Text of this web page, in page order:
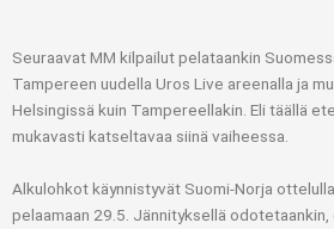
Seuraavat MM kilpailut pelataankin
Tampereen uudella Uros Live areenalla ja
Helsingissä kuin Tampereellakin. Eli täällä
mukavasti katseltavaa siinä vaiheessa.
Alkulohkot käynnistyvät Suomi-Norja
pelaamaan 29.5. Jännityksellä